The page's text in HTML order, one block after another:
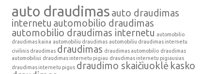
auto draudimas auto draudimas
internetu automobilio draudimas
automobilio draudimas internetu automobilio
draudimas kaina automobiliu draudimas automobiliu draudimas internetu
civilinis draudimas draudimas draudimas automobilio draudimas
automobiliui draudimas internetu pigiau draudimas internetu pigiausias
draudimas internetu pigus draudimo skaičiuoklė kasko